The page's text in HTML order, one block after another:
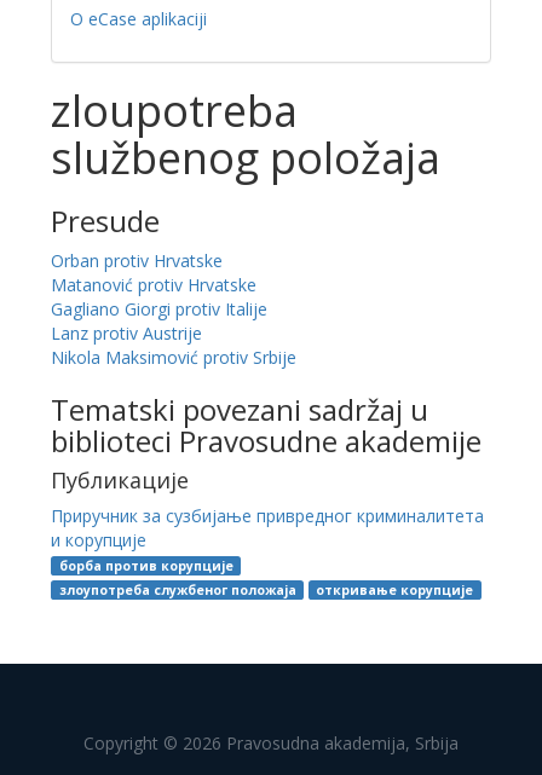
O eCase aplikaciji
zloupotreba
službenog položaja
Presude
Orban protiv Hrvatske
Matanović protiv Hrvatske
Gagliano Giorgi protiv Italije
Lanz protiv Austrije
Nikola Maksimović protiv Srbije
Tematski povezani sadržaj u
biblioteci Pravosudne akademije
Публикације
Приручник за сузбијање привредног криминалитета
и корупције
борба против корупције
злоупотреба службеног положаја
откривање корупције
Copyright © 2026 Pravosudna akademija, Srbija